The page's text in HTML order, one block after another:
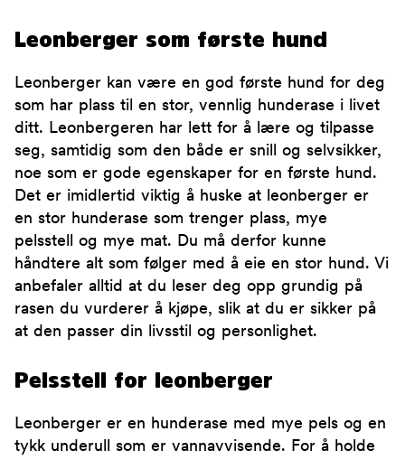
Leonberger som første hund
Leonberger kan være en god første hund for deg
som har plass til en stor, vennlig hunderase i livet
ditt. Leonbergeren har lett for å lære og tilpasse
seg, samtidig som den både er snill og selvsikker,
noe som er gode egenskaper for en første hund.
Det er imidlertid viktig å huske at leonberger er
en stor hunderase som trenger plass, mye
pelsstell og mye mat. Du må derfor kunne
håndtere alt som følger med å eie en stor hund. Vi
anbefaler alltid at du leser deg opp grundig på
rasen du vurderer å kjøpe, slik at du er sikker på
at den passer din livsstil og personlighet.
Pelsstell for leonberger
Leonberger er en hunderase med mye pels og en
tykk underull som er vannavvisende. For å holde